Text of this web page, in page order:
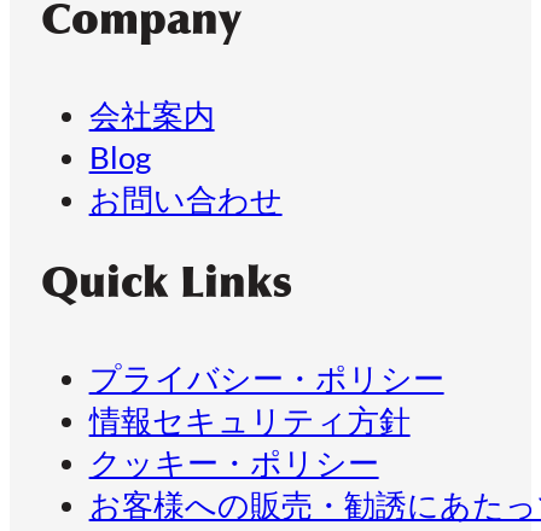
Company
会社案内
Blog
お問い合わせ
Quick Links
プライバシー・ポリシー
情報セキュリティ方針
クッキー・ポリシー
お客様への販売・勧誘にあた